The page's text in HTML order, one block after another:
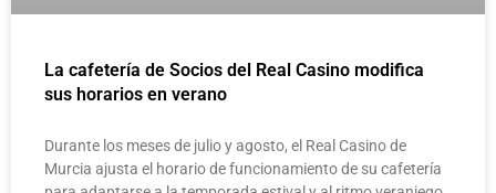
La cafetería de Socios del Real Casino modifica
sus horarios en verano
Durante los meses de julio y agosto, el Real Casino de
Murcia ajusta el horario de funcionamiento de su cafetería